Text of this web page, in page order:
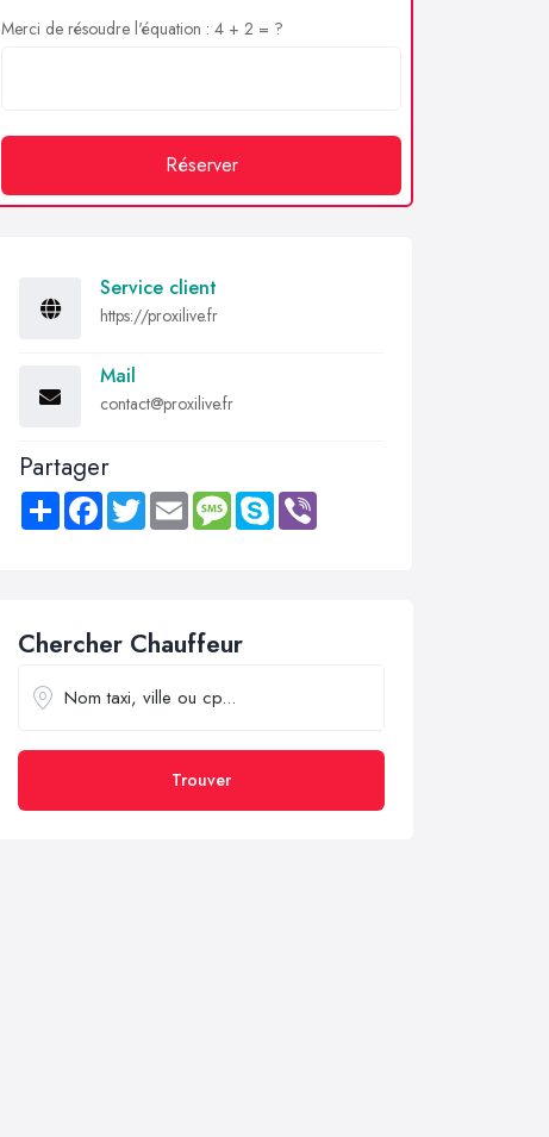
Merci de résoudre l'équation : 4 + 2 = ?
Réserver
Service client
https://proxilive.fr
Mail
contact@proxilive.fr
Partager
Share FacebookTwitter Email MessageSkype
Chercher Chauffeur
Trouver